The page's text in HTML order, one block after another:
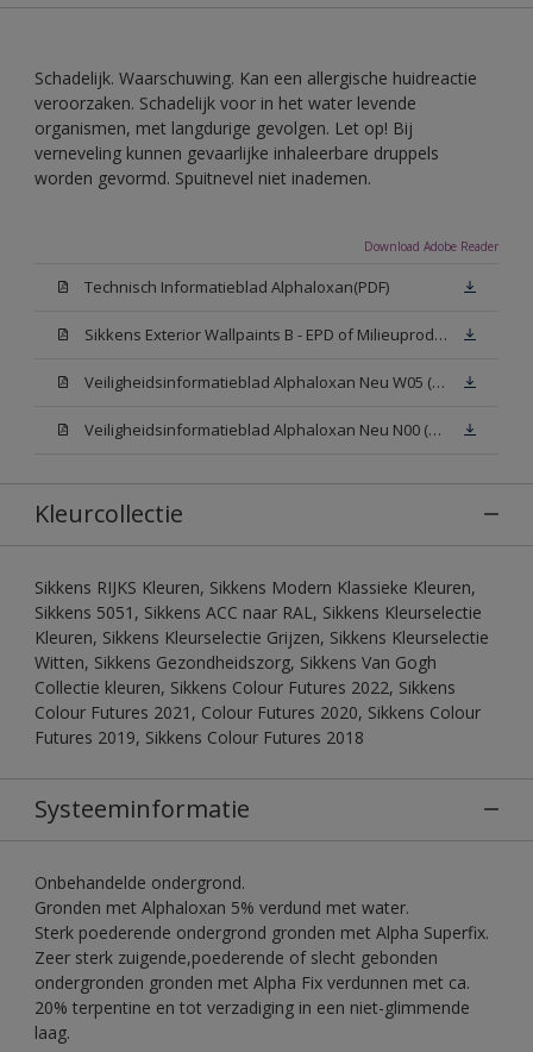
Schadelijk. Waarschuwing. Kan een allergische huidreactie
veroorzaken. Schadelijk voor in het water levende
organismen, met langdurige gevolgen. Let op! Bij
verneveling kunnen gevaarlijke inhaleerbare druppels
worden gevormd. Spuitnevel niet inademen.
Download Adobe Reader
Technisch Informatieblad Alphaloxan(PDF)
Sikkens Exterior Wallpaints B - EPD of Milieuproductverklaring
Veiligheidsinformatieblad Alphaloxan Neu W05 (MSDS)
Veiligheidsinformatieblad Alphaloxan Neu N00 (MSDS)
Kleurcollectie
Sikkens RIJKS Kleuren, Sikkens Modern Klassieke Kleuren,
Sikkens 5051, Sikkens ACC naar RAL, Sikkens Kleurselectie
Kleuren, Sikkens Kleurselectie Grijzen, Sikkens Kleurselectie
Witten, Sikkens Gezondheidszorg, Sikkens Van Gogh
Collectie kleuren, Sikkens Colour Futures 2022, Sikkens
Colour Futures 2021, Colour Futures 2020, Sikkens Colour
Futures 2019, Sikkens Colour Futures 2018
Systeeminformatie
Onbehandelde ondergrond.
Gronden met Alphaloxan 5% verdund met water.
Sterk poederende ondergrond gronden met Alpha Superfix.
Zeer sterk zuigende,poederende of slecht gebonden
ondergronden gronden met Alpha Fix verdunnen met ca.
20% terpentine en tot verzadiging in een niet-glimmende
laag.